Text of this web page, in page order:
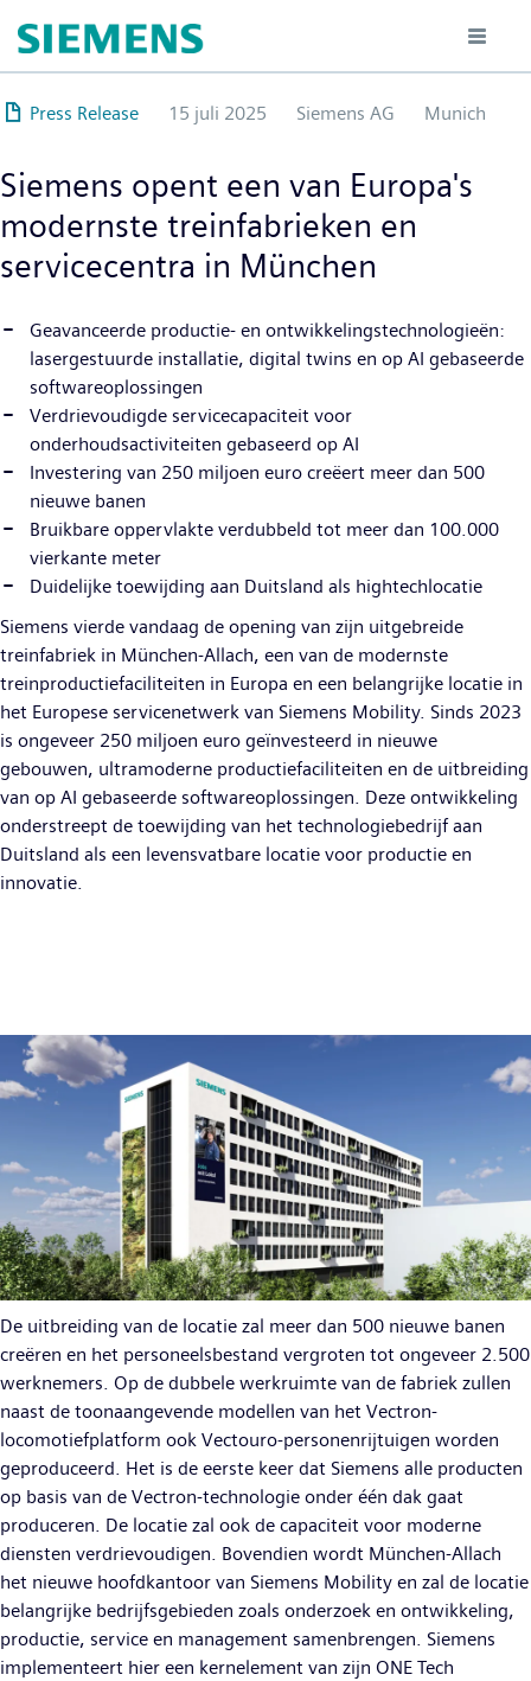
en
naar
de
inhoud
Press Release 15 juli 2025 Siemens AG Munich
Siemens opent een van Europa's
modernste treinfabrieken en
servicecentra in München
Geavanceerde productie- en ontwikkelingstechnologieën:
lasergestuurde installatie, digital twins en op AI gebaseerde
softwareoplossingen
Verdrievoudigde servicecapaciteit voor
onderhoudsactiviteiten gebaseerd op AI
Investering van 250 miljoen euro creëert meer dan 500
nieuwe banen
Bruikbare oppervlakte verdubbeld tot meer dan 100.000
vierkante meter
Duidelijke toewijding aan Duitsland als hightechlocatie
Siemens vierde vandaag de opening van zijn uitgebreide
treinfabriek in München-Allach, een van de modernste
treinproductiefaciliteiten in Europa en een belangrijke locatie in
het Europese servicenetwerk van Siemens Mobility. Sinds 2023
is ongeveer 250 miljoen euro geïnvesteerd in nieuwe
gebouwen, ultramoderne productiefaciliteiten en de uitbreiding
van op AI gebaseerde softwareoplossingen. Deze ontwikkeling
onderstreept de toewijding van het technologiebedrijf aan
Duitsland als een levensvatbare locatie voor productie en
innovatie.
De uitbreiding van de locatie zal meer dan 500 nieuwe banen
creëren en het personeelsbestand vergroten tot ongeveer 2.500
werknemers. Op de dubbele werkruimte van de fabriek zullen
naast de toonaangevende modellen van het Vectron-
locomotiefplatform ook Vectouro-personenrijtuigen worden
geproduceerd. Het is de eerste keer dat Siemens alle producten
op basis van de Vectron-technologie onder één dak gaat
produceren. De locatie zal ook de capaciteit voor moderne
diensten verdrievoudigen. Bovendien wordt München-Allach
het nieuwe hoofdkantoor van Siemens Mobility en zal de locatie
belangrijke bedrijfsgebieden zoals onderzoek en ontwikkeling,
productie, service en management samenbrengen. Siemens
implementeert hier een kernelement van zijn ONE Tech